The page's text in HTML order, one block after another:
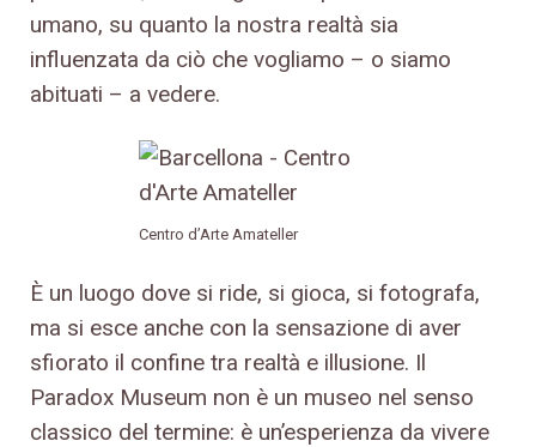
umano, su quanto la nostra realtà sia
influenzata da ciò che vogliamo – o siamo
abituati – a vedere.
Centro d’Arte Amateller
È un luogo dove si ride, si gioca, si fotografa,
ma si esce anche con la sensazione di aver
sfiorato il confine tra realtà e illusione. Il
Paradox Museum non è un museo nel senso
classico del termine: è un’esperienza da vivere